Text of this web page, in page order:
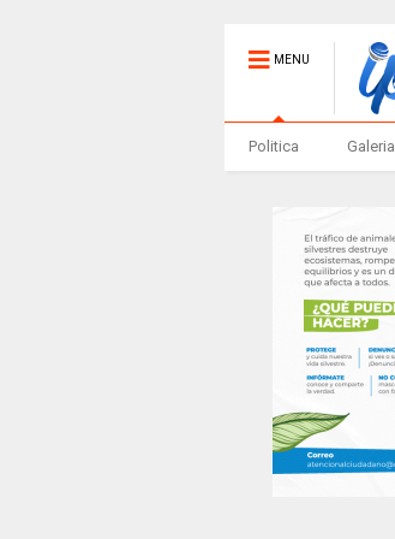
MENU
Politica Galeria